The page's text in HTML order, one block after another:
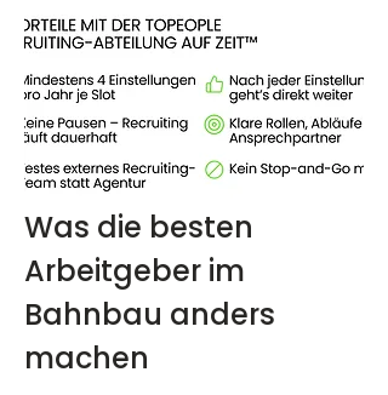
Was die besten
Arbeitgeber im
Bahnbau anders
machen